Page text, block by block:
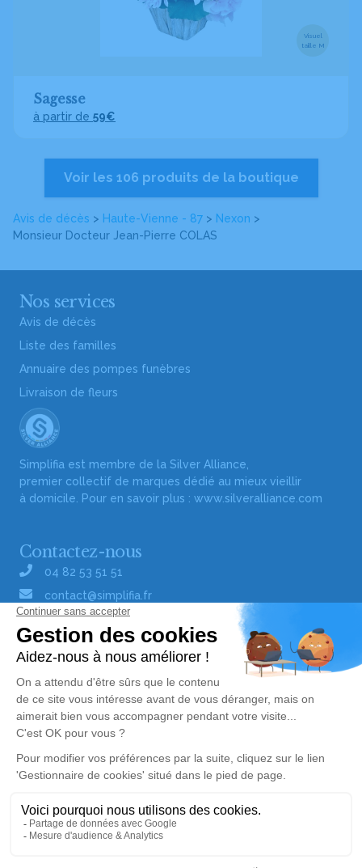
Avis de décès > Haute-Vienne - 87 > Nexon >
Monsieur Docteur Jean-Pierre COLAS
Visuel
taille M
Sagesse
à partir de 59€
Voir les 106 produits de la boutique
Nos services
Avis de décès
Liste des familles
Annuaire des pompes funèbres
Livraison de fleurs
Simplifia est membre de la Silver Alliance,
premier collectif de marques dédié au mieux vieillir
à domicile. Pour en savoir plus : www.silveralliance.com
Contactez-nous
04 82 53 51 51
contact@simplifia.fr
Réseaux sociaux
Liens utiles
Publier un avis de décès
Signaler un abus/une erreur
Consultez nos offres d'emploi
Politique de traitement des données